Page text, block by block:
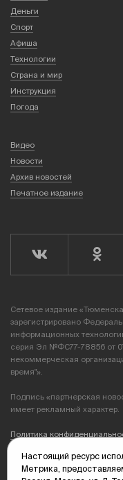
Деньги
Спорт
Афиша
Технологии
Страна и мир
Инструкция
Погода
Видео
Новости
Архив новостей
Печатное издание
Сетевое издание
зарегистрировано
информационных
серия Эл №ФС77-78856 от
некоммерческая
время"».
Подпись «партнерская
имеет рекламный характер.
Политика
Редакция: 625035, Тюмень,
(3452) 68-89-05
Настоящий ресурс
Метрика,